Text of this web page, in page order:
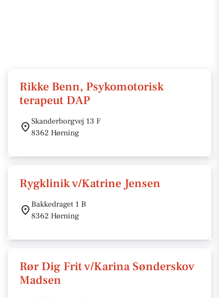
Rikke Benn, Psykomotorisk
terapeut DAP
Skanderborgvej 13 F
8362 Hørning
Rygklinik v/Katrine Jensen
Bakkedraget 1 B
8362 Hørning
Rør Dig Frit v/Karina Sønderskov
Madsen